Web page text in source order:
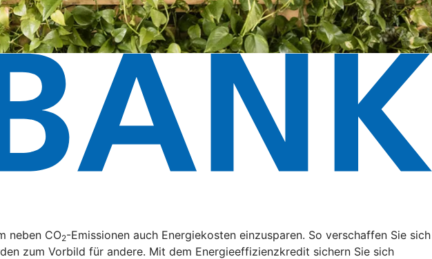
neben CO2-Emissionen auch Energiekosten einzusparen. So verschaffen Sie sich
zum Vorbild für andere. Mit dem Energieeffizienzkredit sichern Sie sich